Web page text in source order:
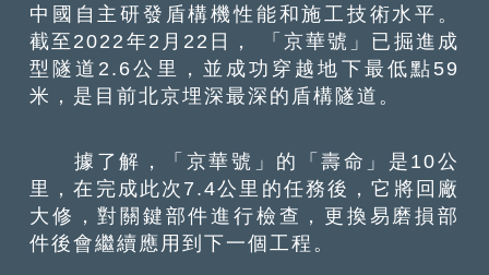
中國自主研發盾構機性能和施工技術水平。
截至2022年2月22日， 「京華號」已掘進成
型隧道2.6公里，並成功穿越地下最低點59
米，是目前北京埋深最深的盾構隧道。
據了解，「京華號」的「壽命」是10公
里，在完成此次7.4公里的任務後，它將回廠
大修，對關鍵部件進行檢查，更換易磨損部
件後會繼續應用到下一個工程。